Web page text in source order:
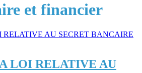
et financier
LOI RELATIVE AU